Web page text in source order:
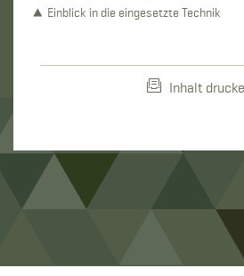
Einblick in die eingesetzte Technik
Inhalt